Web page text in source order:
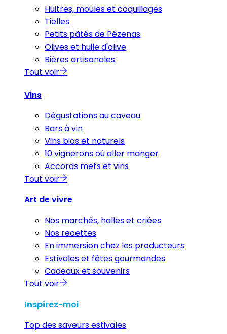
Huitres, moules et coquillages
Tielles
Petits pâtés de Pézenas
Olives et huile d'olive
Bières artisanales
Tout voir
Vins
Dégustations au caveau
Bars à vin
Vins bios et naturels
10 vignerons où aller manger
Accords mets et vins
Tout voir
Art de vivre
Nos marchés, halles et criées
Nos recettes
En immersion chez les producteurs
Estivales et fêtes gourmandes
Cadeaux et souvenirs
Tout voir
Inspirez-moi
Top des saveurs estivales